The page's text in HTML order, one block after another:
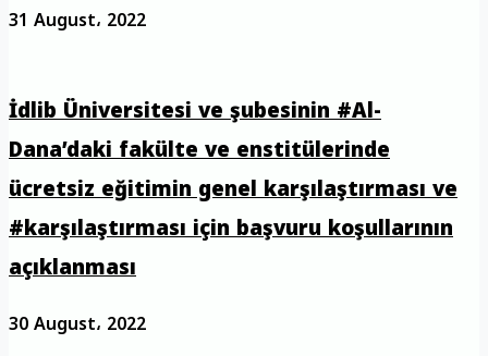
31 August، 2022
İdlib Üniversitesi ve şubesinin #Al-
Dana’daki fakülte ve enstitülerinde
ücretsiz eğitimin genel karşılaştırması ve
#karşılaştırması için başvuru koşullarının
açıklanması
30 August، 2022